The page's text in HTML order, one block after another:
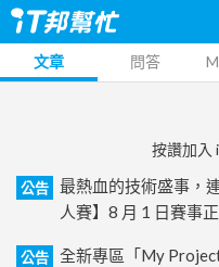
文章 問答
按讚加入
公告
最熱血的技術盛事，
人賽】8 月 1 日賽事
公告
全新專區「My